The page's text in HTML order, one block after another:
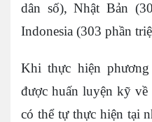
dân số), Nhật Bản
Indonesia (303 phần
Khi thực hiện
được huấn luyện kỹ
có thể tự thực hiện tại